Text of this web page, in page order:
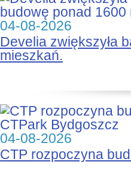
04-08-2026
Develia zwiększyła
mieszkań.
04-08-2026
CTP rozpoczyna